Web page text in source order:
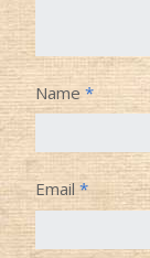
Name *
Email *